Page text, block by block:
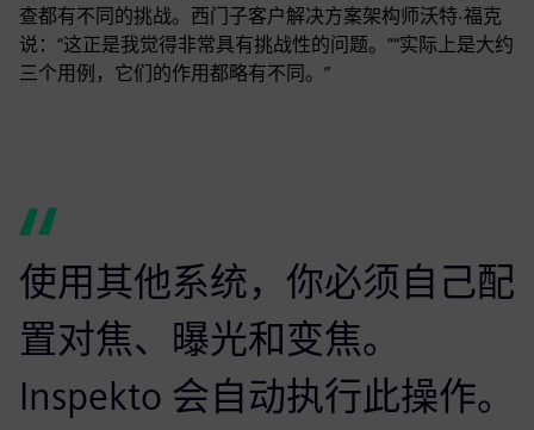
查都有不同的挑战。西门子客户解决方案架构师沃特·福克
说：“这正是我觉得非常具有挑战性的问题。”“实际上是大约
三个用例，它们的作用都略有不同。”
使用其他系统，你必须自己配
置对焦、曝光和变焦。
Inspekto 会自动执行此操作。